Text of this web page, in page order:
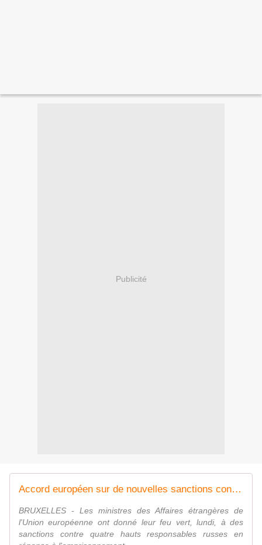
Publicité
Accord européen sur de nouvelles sanctions contre la Russie
BRUXELLES - Les ministres des Affaires étrangères de
l'Union européenne ont donné leur feu vert, lundi, à des
sanctions contre quatre hauts responsables russes en